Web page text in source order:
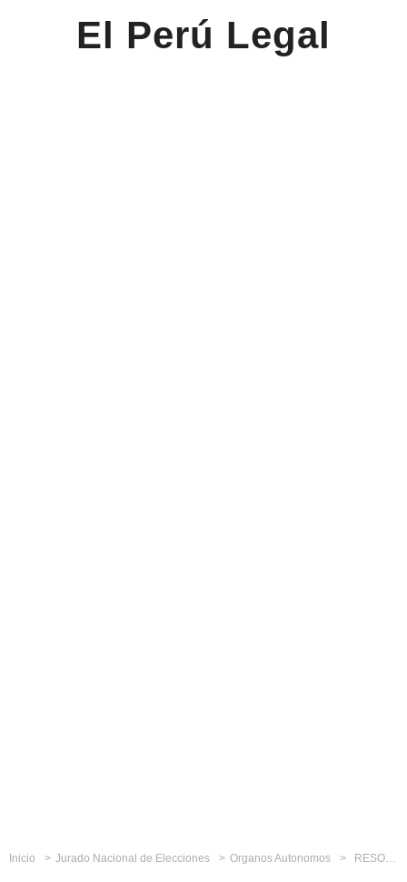
El Perú Legal
Inicio Jurado Nacional de Elecciones Organos Autonomos RESOLUCIÓN N° 740-2014-JNE Confirman resolución del Jurado Electoral Especial de Huamalíes que